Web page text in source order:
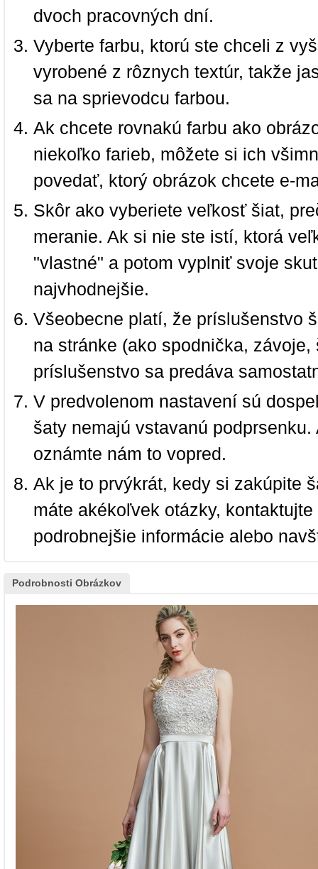
dvoch pracovných dní.
Vyberte farbu, ktorú ste chceli z
vyrobené z rôznych textúr, takže
sa na sprievodcu farbou.
Ak chcete rovnakú farbu ako
niekoľko farieb, môžete si ich
povedať, ktorý obrázok chcete e-
Skôr ako vyberiete veľkosť šiat,
meranie. Ak si nie ste istí, ktorá
"vlastné" a potom vyplniť svoje
najvhodnejšie.
Všeobecne platí, že príslušenstvo
na stránke (ako spodnička,
príslušenstvo sa predáva
V predvolenom nastavení sú
šaty nemajú vstavanú
oznámte nám to vopred.
Ak je to prvýkrát, kedy si zakúpite
máte akékoľvek otázky,
podrobnejšie informácie alebo
Podrobnosti Obrázkov